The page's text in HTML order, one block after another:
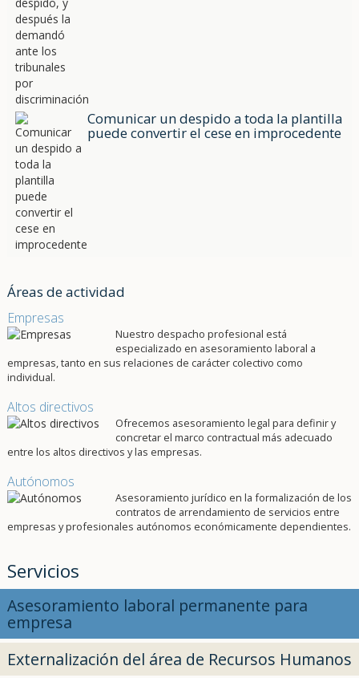
Comunicar un despido a toda la plantilla
puede convertir el cese en improcedente
Áreas de actividad
Empresas
Nuestro despacho profesional está
especializado en asesoramiento laboral a
empresas, tanto en sus relaciones de carácter colectivo como
individual.
Altos directivos
Ofrecemos asesoramiento legal para definir y
concretar el marco contractual más adecuado
entre los altos directivos y las empresas.
Autónomos
Asesoramiento jurídico en la formalización de los
contratos de arrendamiento de servicios entre
empresas y profesionales autónomos económicamente dependientes.
Servicios
Asesoramiento laboral permanente para
empresa
Externalización del área de Recursos Humanos